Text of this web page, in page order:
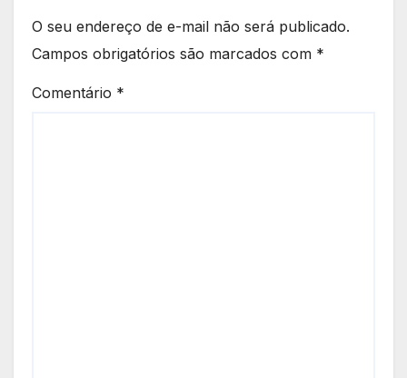
O seu endereço de e-mail não será publicado.
Campos obrigatórios são marcados com *
Comentário *